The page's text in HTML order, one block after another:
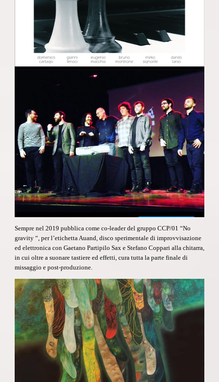
Sempre nel 2019 pubblica come co-leader del gruppo CCP/01 “No
gravity “, per l’etichetta Auand, disco sperimentale di improvvisazione
ed elettronica con Gaetano Partipilo Sax e Stefano Coppari alla chitarra,
in cui oltre a suonare tastiere ed effetti, cura tutta la parte finale di
missaggio e post-produzione.